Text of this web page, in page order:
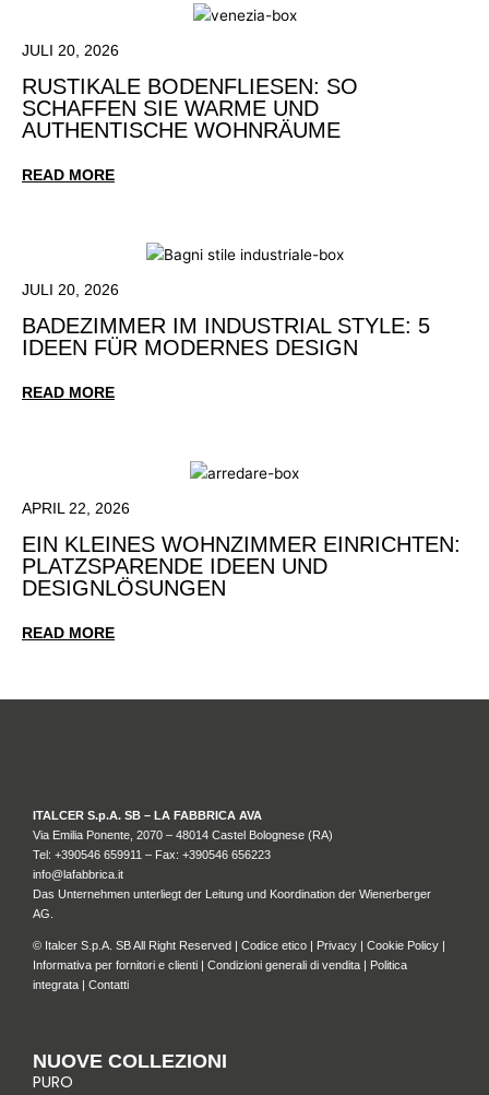
JULI 20, 2026
RUSTIKALE BODENFLIESEN: SO
SCHAFFEN SIE WARME UND
AUTHENTISCHE WOHNRÄUME
READ MORE
JULI 20, 2026
BADEZIMMER IM INDUSTRIAL STYLE: 5
IDEEN FÜR MODERNES DESIGN
READ MORE
APRIL 22, 2026
EIN KLEINES WOHNZIMMER EINRICHTEN:
PLATZSPARENDE IDEEN UND
DESIGNLÖSUNGEN
READ MORE
ITALCER S.p.A. SB – LA FABBRICA AVA
Via Emilia Ponente, 2070 – 48014 Castel Bolognese (RA)
Tel: +390546 659911 – Fax: +390546 656223
info@lafabbrica.it
Das Unternehmen unterliegt der Leitung und Koordination der Wienerberger
AG.
© Italcer S.p.A. SB All Right Reserved | Codice etico | Privacy | Cookie Policy |
Informativa per fornitori e clienti | Condizioni generali di vendita | Politica
integrata | Contatti
NUOVE COLLEZIONI
PURO